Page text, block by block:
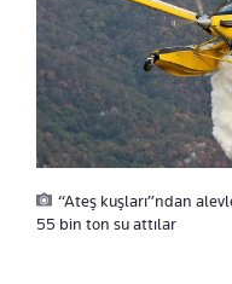
“Ateş kuşları”ndan
55 bin ton su attılar